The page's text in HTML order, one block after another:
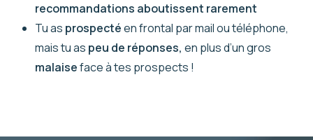
recommandations aboutissent rarement
Tu as prospectéen frontal par mail ou téléphone,
mais tu as peu de réponses, en plus d’un gros
malaiseface à tes prospects !